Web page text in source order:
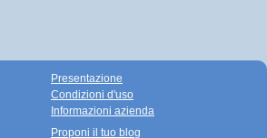
Presentazione
Condizioni d'uso
Informazioni azienda
Proponi il tuo blog